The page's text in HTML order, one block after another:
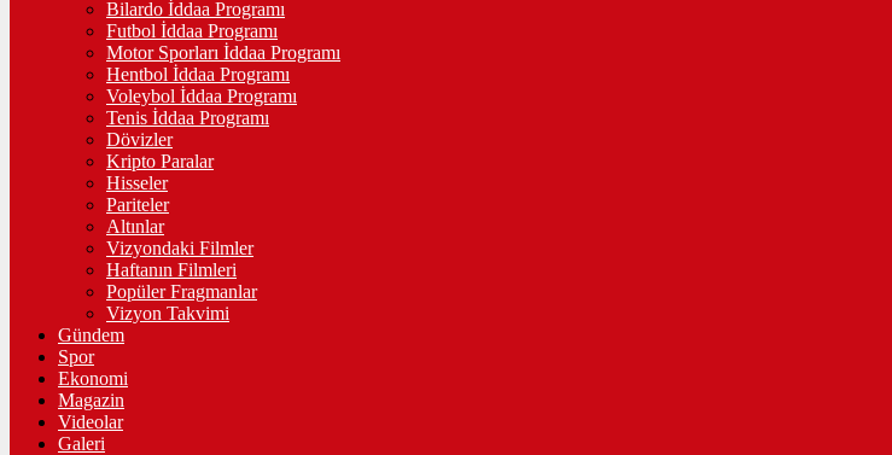
Bilardo İddaa Programı
Futbol İddaa Programı
Motor Sporları İddaa Programı
Hentbol İddaa Programı
Voleybol İddaa Programı
Tenis İddaa Programı
Dövizler
Kripto Paralar
Hisseler
Pariteler
Altınlar
Vizyondaki Filmler
Haftanın Filmleri
Popüler Fragmanlar
Vizyon Takvimi
Gündem
Spor
Ekonomi
Magazin
Videolar
Galeri